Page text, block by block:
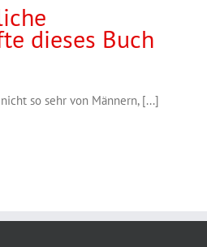
dieses Buch
so sehr von Männern, [...]